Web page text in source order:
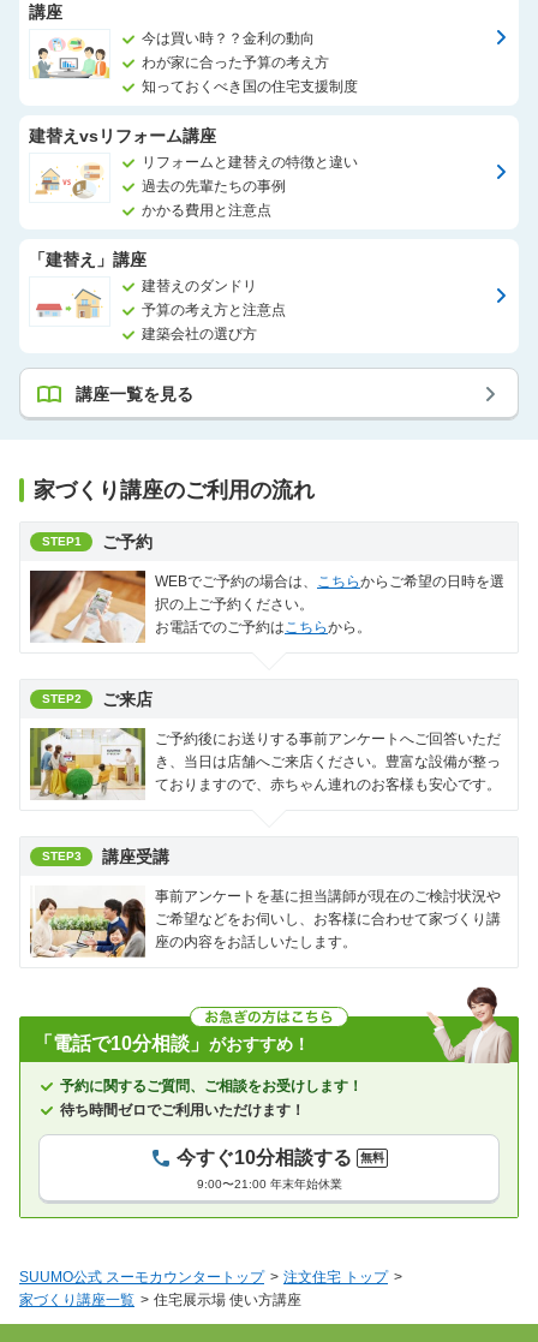
講座
今は買い時？？金利の動向
わが家に合った予算の考え方
知っておくべき国の住宅支援制度
建替えvsリフォーム講座
リフォームと建替えの特徴と違い
過去の先輩たちの事例
かかる費用と注意点
「建替え」講座
建替えのダンドリ
予算の考え方と注意点
建築会社の選び方
講座一覧を見る
家づくり講座のご利用の流れ
STEP1 ご予約
WEBでご予約の場合は、 こちらからご希望の日時を選
択の上ご予約ください。
お電話でのご予約は こちらから。
STEP2 ご来店
ご予約後にお送りする事前アンケートへご回答いただ
き、当日は店舗へご来店ください。豊富な設備が整っ
ておりますので、赤ちゃん連れのお客様も安心です。
STEP3 講座受講
事前アンケートを基に担当講師が現在のご検討状況や
ご希望などをお伺いし、お客様に合わせて家づくり講
座の内容をお話しいたします。
「電話で10分相談」 がおすすめ！
予約に関するご質問、ご相談をお受けします！
待ち時間ゼロでご利用いただけます！
今すぐ10分相談する
無料
9:00〜21:00 年末年始休業
SUUMO公式 スーモカウンタートップ
注文住宅 トップ
家づくり講座一覧
住宅展示場 使い方講座